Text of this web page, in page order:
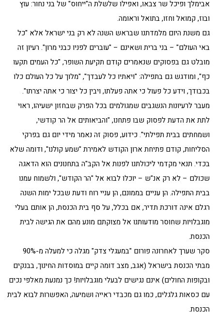
אבימלך ופיכל שר צבאו, ואפילו שלשלת ה"ייחוס" של בני נחור: עוץ
ובוז, קמואל וחזו, בתואל וראומה.
גם משנת היום מלמדתנו שבראש השנה לא רק בני ישראל אלא "כל
באי העולם" – בני ברית ושאינם – "עוברים לפניו כבני מרון". רעיון זה
מובלט גם בפסוקים שנאמרים קודם תקיעת השופר, "כל העמים תקעו
כף", ומודגש גם בתפילה: "ויאתיו כל לעבדך", "מלוך על כל העולם כלו
בכבודך, וידע כל פעול כי אתה פעלתו, ויבין כל יצור כי אתה יצרתו".
מעבר לרעיונות הנשגבים שמגולמים בכל הפרק שבחזון ישעיהו, ראוי
לתת את הדעת לפסוק שבו פתחנו, "והביאותים אל הר קודשי,
ושמחתים בבית תפילתי". כידוע, פסוק זה נאמר מידי יום גם בפרקי
הסליחות, קודם פתיחת ארון הקודש לאמירת "שמע קולנו", ודומה שלא
בכדי. תנאי מקדמי ליכולתנו לפנות אל הקב"ה בתחנונים הוא הדאגה
שכולם – לא רק אנ"ש – יוכלו לבוא אל "הר הקודש", ולשמוח עמנו
בבית התפילה. הן עניים בממונם, הן עניי רוח ודעת שבכל ימות השנה
רגלם אינה דורכת תדיר, אם בכלל, על סף בית הכנסת, הן אותם בעלי
מוגבלויות שחוסר מודעותנו אל מצוקתם מונע מהם את הגישה לבית
הכנסת.
סקר שערך לאחרונה פורום "במעגלי צדק" מגלה כי למעלה מ-90%
מבתי הכנסת בישראל (אגב, מצב דומה קיים במוסדות החינוך, בבנקים
ובקופות החולים) אינם נגישים לבעלי מוגבלויות! כך נמנעת מאלפי נכים
עם כסאות גלגלים, כמו גם מכבדי ראייה ושמיעה, האפשרות לבוא לבית
הכנסת.